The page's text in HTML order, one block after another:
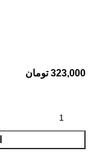
323,000 تومان